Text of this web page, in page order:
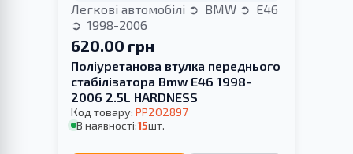
Легкові автомобілі BMW
E46
1998-2006
620.00 грн
Поліуретанова втулка переднього
стабілізатора Bmw E46 1998-
2006 2.5L HARDNESS
Код товару: PP202897
В наявності:15шт.